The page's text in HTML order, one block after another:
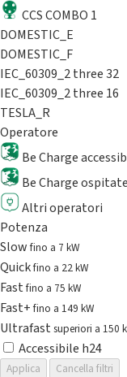
CCS COMBO 1
DOMESTIC_E
DOMESTIC_F
IEC_60309_2 three 32
IEC_60309_2 three 16
TESLA_R
Operatore
Be Charge
Be Charge
Altri operatori
Potenza
Slowfino a 7 kW
Quickfino a 22 kW
Fastfino a 75 kW
Fast+fino a 149 kW
Ultrafast superiori a 150
Accessibile h24
Applica
Cancella filtri